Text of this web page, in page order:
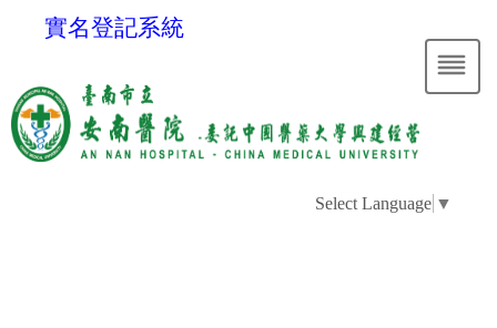
實名登記系統
Select Language ▼